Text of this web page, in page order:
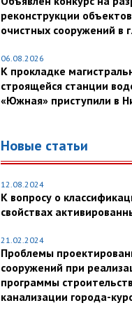
реконструкции
очистных сооружений в
06.08.2026
К прокладке
строящейся станции
«Южная» приступили в
Новые статьи
12.08.2024
К вопросу о
свойствах
21.02.2024
Проблемы
сооружений при
программы
канализации города-